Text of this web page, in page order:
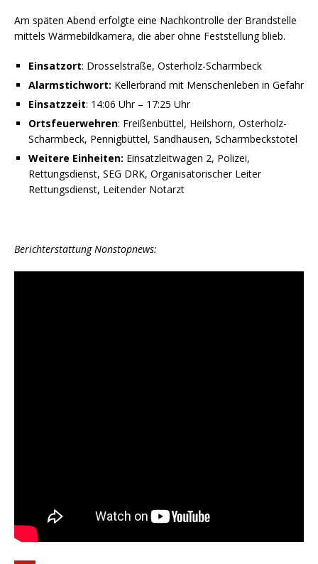
Am späten Abend erfolgte eine Nachkontrolle der Brandstelle
mittels Wärmebildkamera, die aber ohne Feststellung blieb.
Einsatzort: Drosselstraße, Osterholz-Scharmbeck
Alarmstichwort: Kellerbrand mit Menschenleben in Gefahr
Einsatzzeit: 14:06 Uhr – 17:25 Uhr
Ortsfeuerwehren: Freißenbüttel, Heilshorn, Osterholz-
Scharmbeck, Pennigbüttel, Sandhausen, Scharmbeckstotel
Weitere Einheiten: Einsatzleitwagen 2, Polizei,
Rettungsdienst, SEG DRK, Organisatorischer Leiter
Rettungsdienst, Leitender Notarzt
Berichterstattung Nonstopnews: